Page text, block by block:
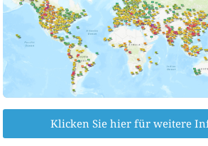
Klicken Sie hier für weitere